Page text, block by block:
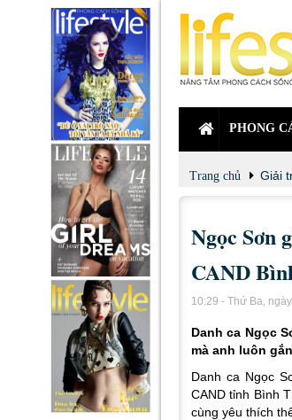
PHONG
Trang chủ Giải
Ngọc Sơn
CAND
10:29 - Thứ Ba,
Danh ca Ngọc
mà anh luôn
Danh ca Ngọc
CAND tỉnh Bình
cùng yêu thích